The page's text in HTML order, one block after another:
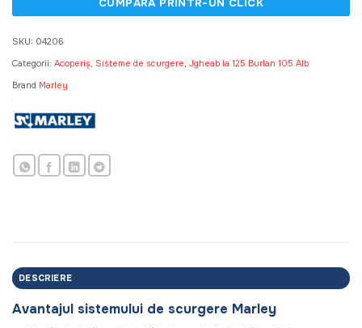
SKU: 04206
Categorii: Acoperiș, Sisteme de scurgere, Jgheab la 125 Burlan 105 Alb
Brand Marley
DESCRIERE
Avantajul sistemului de scurgere Marley